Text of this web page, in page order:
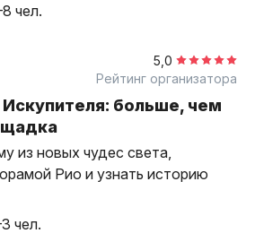
чел.
5,0
Рейтинг организатора
больше, чем
из новых чудес света,
Рио и узнать историю
чел.